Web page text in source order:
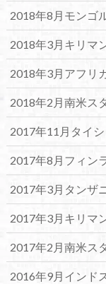
2018年8月モンゴ
2018年3月キリマ
2018年3月アフリ
2018年2月南米ス
2017年11月タイ
2017年8月フィン
2017年3月タンザ
2017年3月キリマ
2017年2月南米ス
2016年9月インド